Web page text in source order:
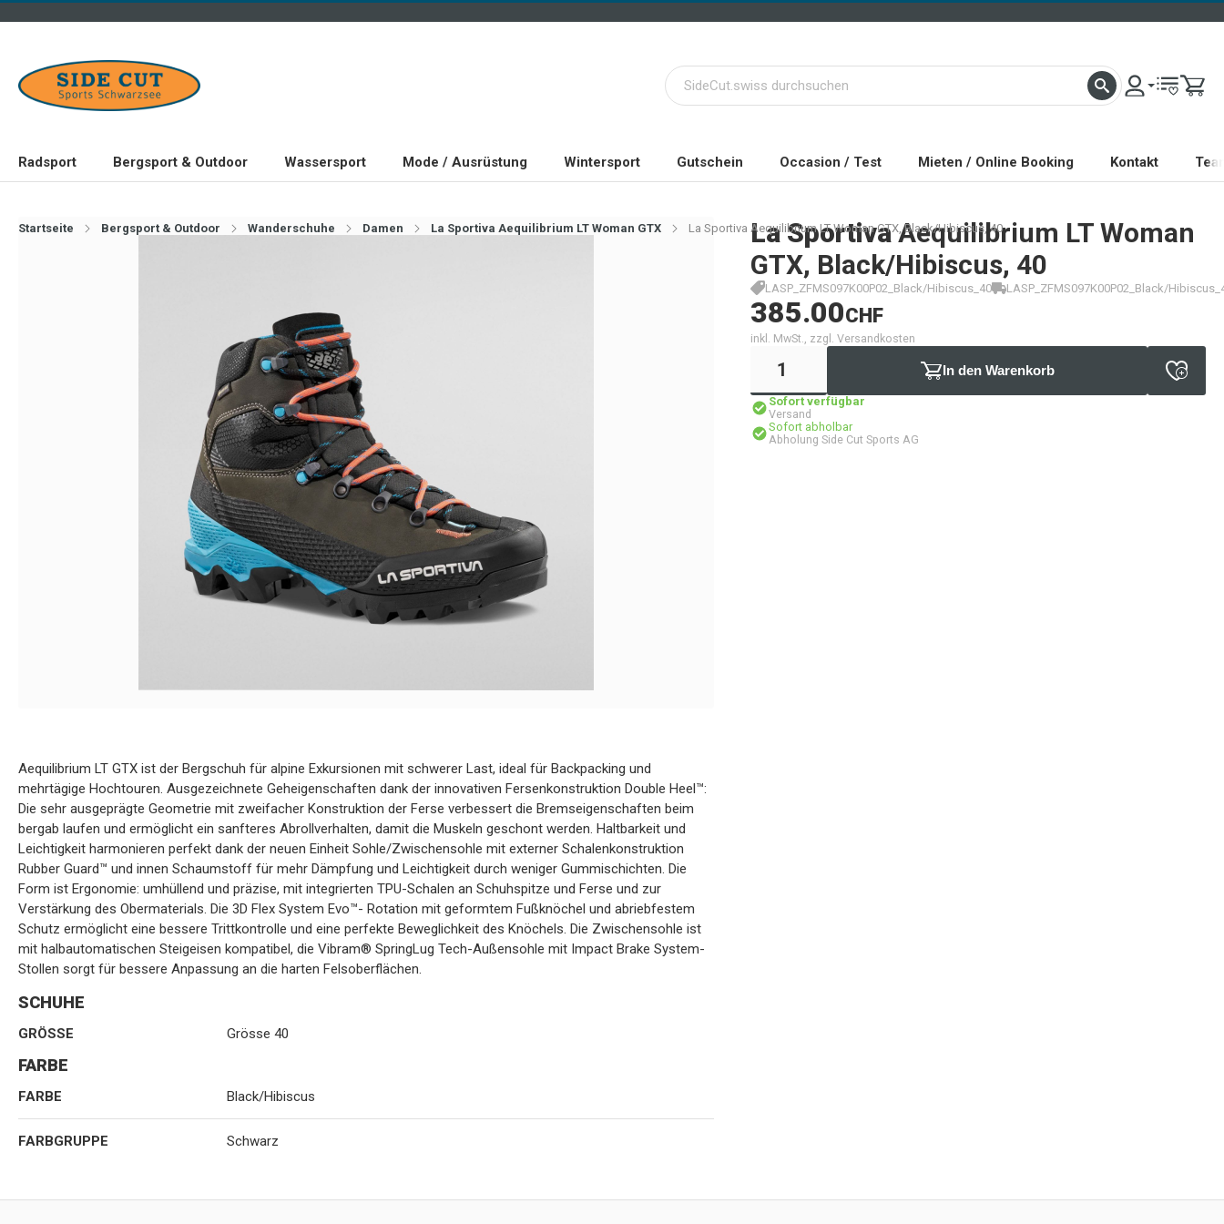
Radsport Bergsport & Outdoor Wassersport Mode / Ausrüstung Wintersport Gutschein Occasion / Test Mieten / Online Booking Kontakt
Startseite Bergsport & Outdoor Wanderschuhe Damen La Sportiva Aequilibrium LT Woman GTX La Sportiva Aequilibrium LT Woman GTX, Black/Hibiscus, 40
La Sportiva Aequilibrium LT Woman
GTX, Black/Hibiscus, 40
LASP_ZFMS097K00P02_Black/Hibiscus_40 LASP_ZFMS097K00P02_Black/
385.00CHF
inkl. MwSt., zzgl. Versandkosten
In den Warenkorb
Sofort verfügbar
Versand
Sofort abholbar
Abholung Side Cut Sports AG
Aequilibrium LT GTX ist der Bergschuh für alpine Exkursionen mit schwerer Last, ideal für Backpacking und
mehrtägige Hochtouren. Ausgezeichnete Geheigenschaften dank der innovativen Fersenkonstruktion Double Heel™:
Die sehr ausgeprägte Geometrie mit zweifacher Konstruktion der Ferse verbessert die Bremseigenschaften beim
bergab laufen und ermöglicht ein sanfteres Abrollverhalten, damit die Muskeln geschont werden. Haltbarkeit und
Leichtigkeit harmonieren perfekt dank der neuen Einheit Sohle/Zwischensohle mit externer Schalenkonstruktion
Rubber Guard™ und innen Schaumstoff für mehr Dämpfung und Leichtigkeit durch weniger Gummischichten. Die
Form ist Ergonomie: umhüllend und präzise, mit integrierten TPU-Schalen an Schuhspitze und Ferse und zur
Verstärkung des Obermaterials. Die 3D Flex System Evo™- Rotation mit geformtem Fußknöchel und abriebfestem
Schutz ermöglicht eine bessere Trittkontrolle und eine perfekte Beweglichkeit des Knöchels. Die Zwischensohle ist
mit halbautomatischen Steigeisen kompatibel, die Vibram® SpringLug Tech-Außensohle mit Impact Brake System-
Stollen sorgt für bessere Anpassung an die harten Felsoberflächen.
SCHUHE
GRÖSSE Grösse 40
FARBE
FARBE Black/Hibiscus
FARBGRUPPE Schwarz